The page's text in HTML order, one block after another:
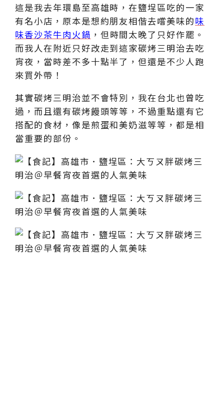
這是我去年環島至高雄時，在鹽埕區吃的一家
有名小店，原本是想約朋友相偕去嚐美味的味
味香沙茶牛肉火鍋 ，但時間太晚了只好作罷。
而我人在附近只好改走到這家碳烤三明治去吃
宵夜，當時差不多十點半了，但還是不少人跑
來買外帶！
其實碳烤三明治並不會特別，我在台北也曾吃
過，而且還有碳烤饅頭等等，不過重點還有它
搭配的食材，像是煎蛋和美奶滋等等，都是相
當重要的部份。